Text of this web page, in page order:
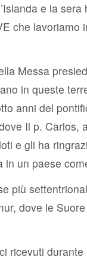
e la
che lavoriamo
Messa
in queste
anni del
Il p. Carlos,
e gli ha
in un paese
più
dove le
ricevuti